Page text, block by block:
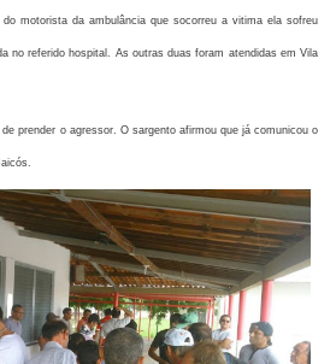
motorista da ambulância que socorreu a vitima ela sofreu
no referido hospital. As outras duas foram atendidas em Vila
prender o agressor. O sargento afirmou que já comunicou o